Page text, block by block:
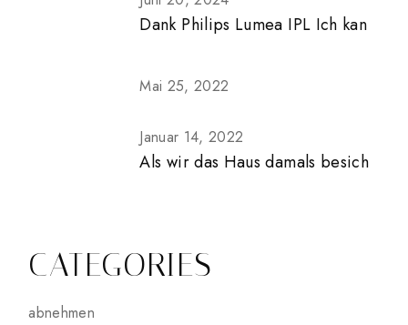
Dank Philips Lumea IPL Ich kan
Mai 25, 2022
Januar 14, 2022
Als wir das Haus damals besich
CATEGORIES
abnehmen